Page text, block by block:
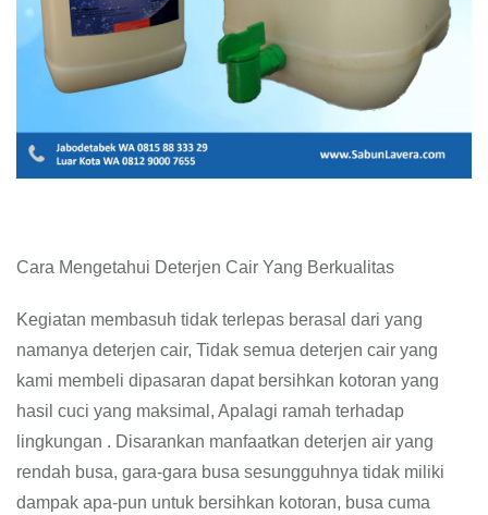
Cara Mengetahui Deterjen Cair Yang Berkualitas
Kegiatan membasuh tidak terlepas berasal dari yang
namanya deterjen cair, Tidak semua deterjen cair yang
kami membeli dipasaran dapat bersihkan kotoran yang
hasil cuci yang maksimal, Apalagi ramah terhadap
lingkungan . Disarankan manfaatkan deterjen air yang
rendah busa, gara-gara busa sesungguhnya tidak miliki
dampak apa-pun untuk bersihkan kotoran, busa cuma